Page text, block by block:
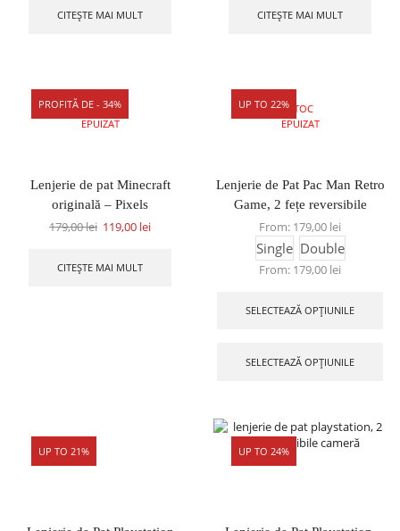
CITEȘTE MAI MULT CITEȘTE MAI MULT
PROFITĂ DE - 34%
STOC
EPUIZAT
Lenjerie de pat Minecraft
originală – Pixels
179,00lei 119,00 lei
CITEȘTE MAI MULT
UP TO 22%STOC
EPUIZAT
Lenjerie de Pat Pac Man Retro
Game, 2 fețe reversibile
From: 179,00 lei
Single Double
From: 179,00 lei
SELECTEAZĂ OPȚIUNILE
SELECTEAZĂ OPȚIUNILE
UP TO 21% UP TO 24%